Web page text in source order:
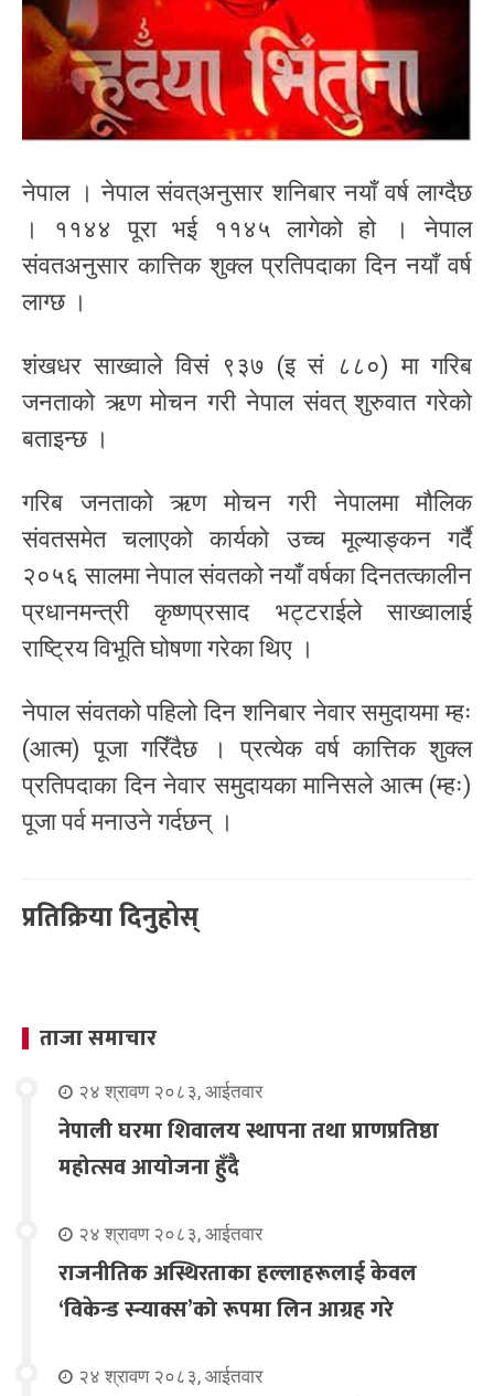
नेपाल । नेपाल संवत्अनुसार शनिबार नयाँ वर्ष लाग्दैछ
। ११४४ पूरा भई ११४५ लागेको हो । नेपाल
संवतअनुसार कात्तिक शुक्ल प्रतिपदाका दिन नयाँ वर्ष
लाग्छ ।
शंखधर साख्वाले विसं ९३७ (इ सं ८८०) मा गरिब
जनताको ऋण मोचन गरी नेपाल संवत् शुरुवात गरेको
बताइन्छ ।
गरिब जनताको ऋण मोचन गरी नेपालमा मौलिक
संवतसमेत चलाएको कार्यको उच्च मूल्याङ्कन गर्दै
२०५६ सालमा नेपाल संवतको नयाँ वर्षका दिनतत्कालीन
प्रधानमन्त्री कृष्णप्रसाद भट्टराईले साख्वालाई
राष्ट्रिय विभूति घोषणा गरेका थिए ।
नेपाल संवतको पहिलो दिन शनिबार नेवार समुदायमा म्हः
(आत्म) पूजा गरिँदैछ । प्रत्येक वर्ष कात्तिक शुक्ल
प्रतिपदाका दिन नेवार समुदायका मानिसले आत्म (म्हः)
पूजा पर्व मनाउने गर्दछन् ।
प्रतिक्रिया दिनुहोस्
ताजा समाचार
२४ श्रावण २०८३, आईतवार
नेपाली घरमा शिवालय स्थापना तथा प्राणप्रतिष्ठा
महोत्सव आयोजना हुँदै
२४ श्रावण २०८३, आईतवार
राजनीतिक अस्थिरताका हल्लाहरूलाई केवल
‘विकेन्ड स्न्याक्स’को रूपमा लिन आग्रह गरे
२४ श्रावण २०८३, आईतवार